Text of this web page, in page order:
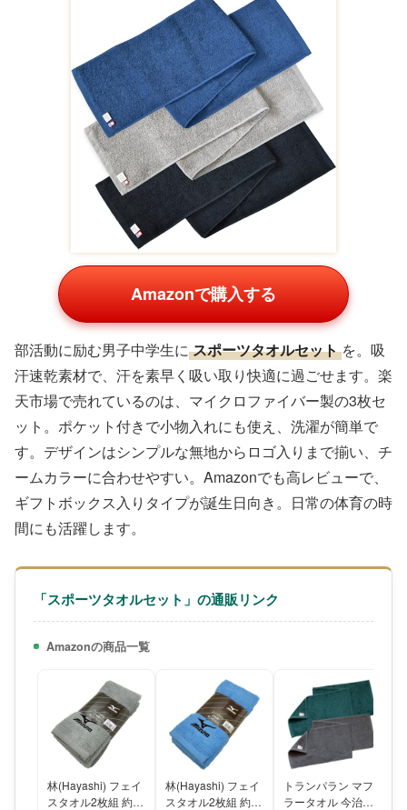
Amazonで購入する
部活動に励む男子中学生に スポーツタオルセット を。吸
汗速乾素材で、汗を素早く吸い取り快適に過ごせます。楽
天市場で売れているのは、マイクロファイバー製の3枚セ
ット。ポケット付きで小物入れにも使え、洗濯が簡単で
す。デザインはシンプルな無地からロゴ入りまで揃い、チ
ームカラーに合わせやすい。Amazonでも高レビューで、
ギフトボックス入りタイプが誕生日向き。日常の体育の時
間にも活躍します。
「スポーツタオルセット」の通販リンク
Amazonの商品一覧
林(Hayashi) フェイ
スタオル2枚組 約
林(Hayashi) フェイ
スタオル2枚組 約
トランパラン マフ
ラータオル 今治タ